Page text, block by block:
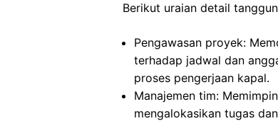
Berikut uraian detail
Pengawasan proyek:
terhadap jadwal dan
proses pengerjaan kapal.
Manajemen tim:
mengalokasikan tugas